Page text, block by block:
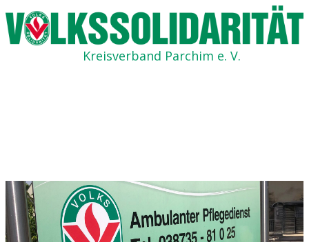
Kreisverband Parchim e. V.